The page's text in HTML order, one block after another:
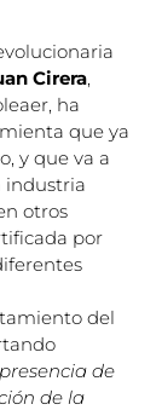
Cirera,
ha
que ya
y que va a
industria
otros
por
del
presencia de
de la